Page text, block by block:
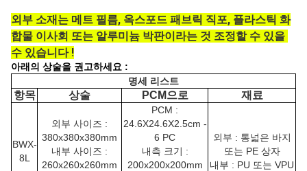
외부 소재는 메트 필름, 옥스포드 패브릭 직포, 플라스틱 화
합물 이사회 또는 알루미늄 박판이라는 것 조정할 수 있을
수 있습니다 !
아래의 상술을 권고하세요 :
명세 리스트
항목 상술 PCM으로 재료
BWX-
8L
외부 사이즈 :
380x380x380mm
내부 사이즈 :
260x260x260mm
PCM :
24.6X24.6X2.5cm -
6 PC
내측 크기 :
200x200x200mm
외부 : 통넓은 바지
또는 PE 상자
내부 : PU 또는 VPU